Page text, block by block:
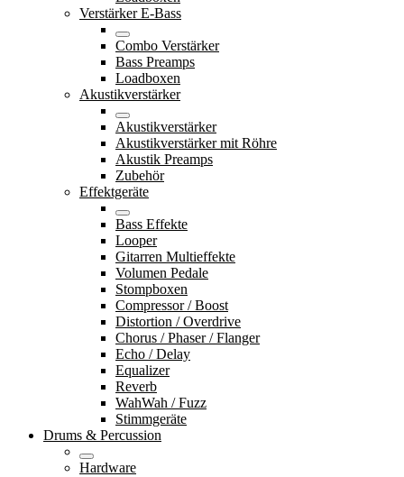
Verstärker E-Bass
Combo Verstärker
Bass Preamps
Loadboxen
Akustikverstärker
Akustikverstärker
Akustikverstärker mit Röhre
Akustik Preamps
Zubehör
Effektgeräte
Bass Effekte
Looper
Gitarren Multieffekte
Volumen Pedale
Stompboxen
Compressor / Boost
Distortion / Overdrive
Chorus / Phaser / Flanger
Echo / Delay
Equalizer
Reverb
WahWah / Fuzz
Stimmgeräte
Drums & Percussion
Hardware